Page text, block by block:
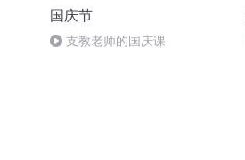
国庆节
支教老师的国庆课